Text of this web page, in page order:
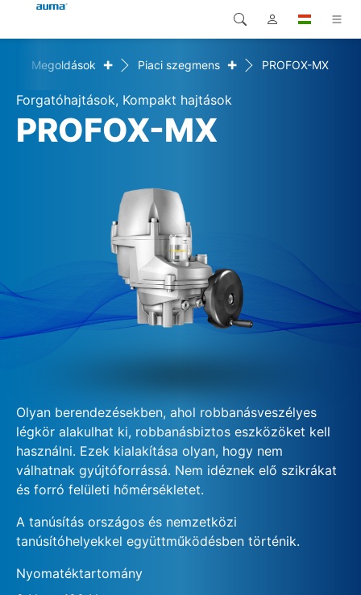
Termékek
Megoldások
Global
Európa
Észak-Amerika
Keresés
Megoldások + Piaci szegmens + PROFOX-MX
Forgatóhajtások, Kompakt hajtások
PROFOX-MX
Olyan berendezésekben, ahol robbanásveszélyes
légkör alakulhat ki, robbanásbiztos eszközöket kell
használni. Ezek kialakítása olyan, hogy nem
válhatnak gyújtóforrássá. Nem idéznek elő szikrákat
és forró felületi hőmérsékletet.
A tanúsítás országos és nemzetközi
tanúsítóhelyekkel együttműködésben történik.
Nyomatéktartomány